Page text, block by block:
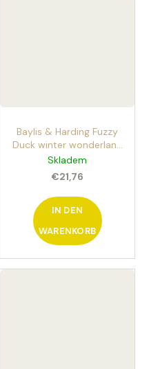
Baylis & Harding Fuzzy
Duck winter wonderland
set 5ks dárková sada
péče o tělo s vůní lesa
Skladem
€21,76
IN DEN
WARENKORB